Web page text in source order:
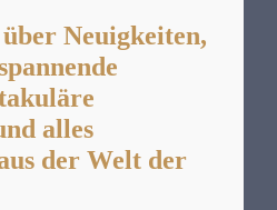
Neuigkeiten,
alles
der Welt der